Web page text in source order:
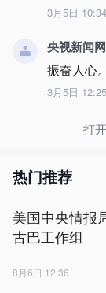
3月5日 10:34
央视新闻
振奋人心。
3月5日 12:25
打开
热门推荐
美国中央情报
古巴工作组
8月6日 12:36